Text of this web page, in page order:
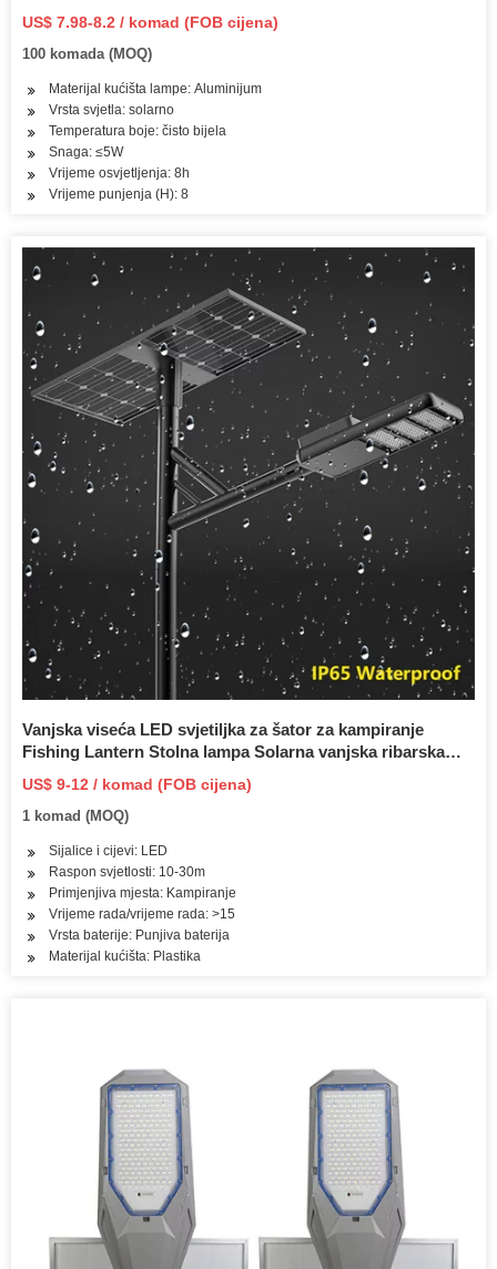
US$ 7.98-8.2 / komad (FOB cijena)
100 komada (MOQ)
Materijal kućišta lampe: Aluminijum
Vrsta svjetla: solarno
Temperatura boje: čisto bijela
Snaga: ≤5W
Vrijeme osvjetljenja: 8h
Vrijeme punjenja (H): 8
Vanjska viseća LED svjetiljka za šator za kampiranje
Fishing Lantern Stolna lampa Solarna vanjska ribarska
svjetiljka
US$ 9-12 / komad (FOB cijena)
1 komad (MOQ)
Sijalice i cijevi: LED
Raspon svjetlosti: 10-30m
Primjenjiva mjesta: Kampiranje
Vrijeme rada/vrijeme rada: >15
Vrsta baterije: Punjiva baterija
Materijal kućišta: Plastika